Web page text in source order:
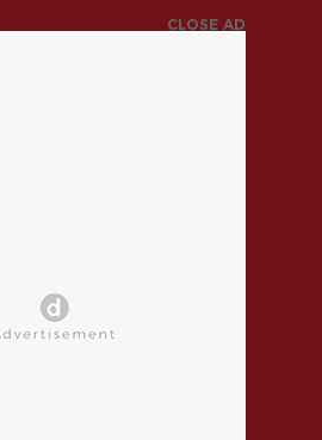
CLOSE AD